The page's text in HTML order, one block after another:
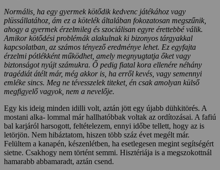
Normális, ha egy gyermek kötődik kedvenc játékához vagy
plüssállatához, ám ez a kötelék általában fokozatosan megszűnik,
ahogy a gyermek érzelmileg és szociálisan egyre érettebbé válik.
Amikor kötődési problémák alakulnak ki bizonyos tárgyakkal
kapcsolatban, az számos tényezőeredménye lehet. Ez egyfajta
érzelmi pótlékként működhet, amely megnyugtatja őket vagy
biztonságot nyújt számukra. Ő pedig fiatal kora ellenére néhány
tragédiát átélt már, még akkor is, ha erről kevés, vagy semennyi
emléke sincs. Meg ne tévesszelek titeket, én csak amolyan külső
megfigyelővagyok, nem a nevelője.
Egy kis ideig minden idilli volt, aztán jött egy újabb dühkitörés. A
mostani alka- lommal már hallhatóbbak voltak az ordítozásai. A fafiú
bal karjáról harsogott, feltételezem, ennyi időbe tellett, hogy az is
letörjön. Nem hibáztatom, hiszen több száz évet megélt már.
Felültem a kanapén, készenlétben, ha esetlegesen megint segítségért
sietne. Csakhogy nem történt semmi. Hisztériája is a megszokottnál
hamarabb abbamaradt, aztán csend.